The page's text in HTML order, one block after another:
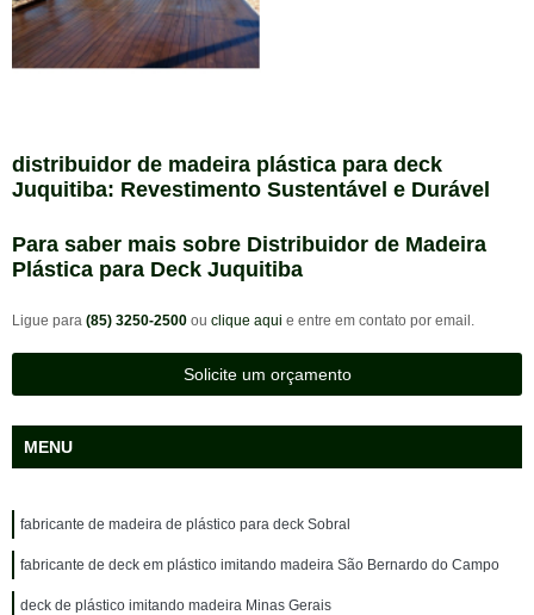
distribuidor de madeira plástica para deck
Juquitiba: Revestimento Sustentável e Durável
Para saber mais sobre Distribuidor de Madeira
Plástica para Deck Juquitiba
Ligue para (85) 3250-2500 ou clique aqui e entre em contato por email.
Solicite um orçamento
MENU
fabricante de madeira de plástico para deck Sobral
fabricante de deck em plástico imitando madeira São Bernardo do Campo
deck de plástico imitando madeira Minas Gerais